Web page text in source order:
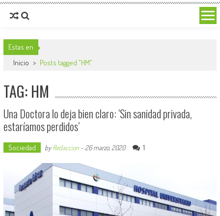
Estas en
Inicio > Posts tagged "HM"
TAG: HM
Una Doctora lo deja bien claro: ‘Sin sanidad privada,
estaríamos perdidos’
Sociedad byRedaccion- 26 marzo, 2020 1